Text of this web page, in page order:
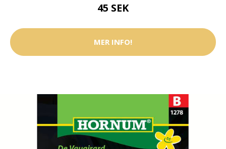
45 SEK
MER INFO!